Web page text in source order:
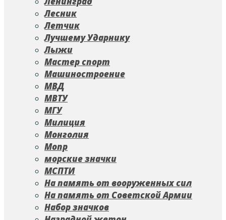
Лесник
Летчик
Лучшему Ударнику
Лыжи
Мастер спорт
Машиностроение
МВД
МВТУ
МГУ
Милиция
Монголия
Мопр
морские значки
МСПТИ
На память от вооруженных сил
На память от Советской Армии
Набор значков